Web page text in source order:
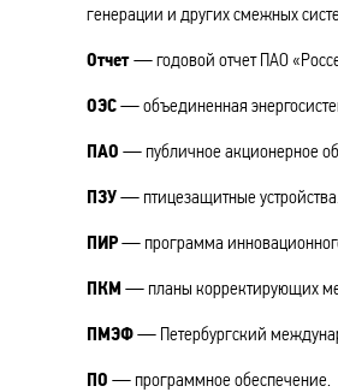
генерации и других смежных
Отчет— годовой отчет ПАО
ОЭС— объединенная
ПАО — публичное акционерное
ПЗУ— птицезащитные
ПИР— программа
ПКМ — планы корректирующих
ПМЭФ— Петербургский
ПО — программное обеспечение.